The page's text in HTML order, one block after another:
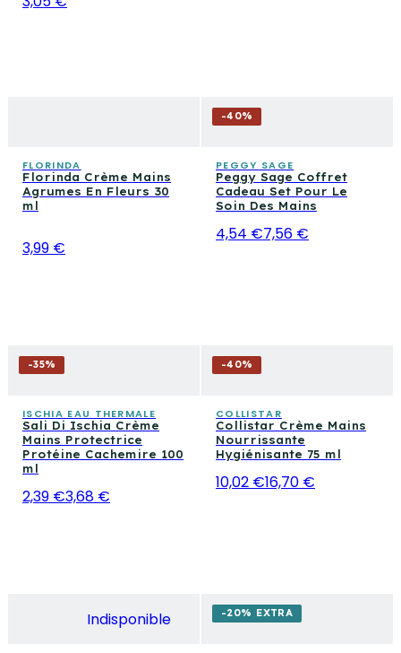
FLORINDA
Florinda Crème Mains
Agrumes En Fleurs 30
ml
3,99 €
-40%
PEGGY SAGE
Peggy Sage Coffret
Cadeau Set Pour Le
Soin Des Mains
4,54 €7,56 €
-35%
ISCHIA EAU THERMALE
Sali Di Ischia Crème
Mains Protectrice
Protéine Cachemire 100
ml
2,39 €3,68 €
-40%
COLLISTAR
Collistar Crème Mains
Nourrissante
Hygiénisante 75 ml
10,02 €16,70 €
Indisponible -20% EXTRA